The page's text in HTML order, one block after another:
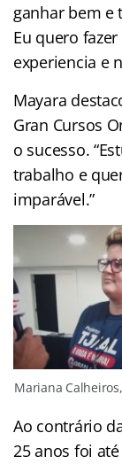
ganhar bem e
Eu quero
experiencia e
Mayara
Gran Cursos
o sucesso.
trabalho e
imparável.”
Mariana
Ao contrário
25 anos foi